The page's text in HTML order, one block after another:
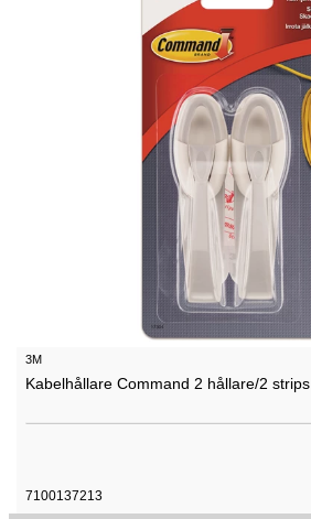
3M
Kabelhållare Command 2 hållare/2 strips
7100137213